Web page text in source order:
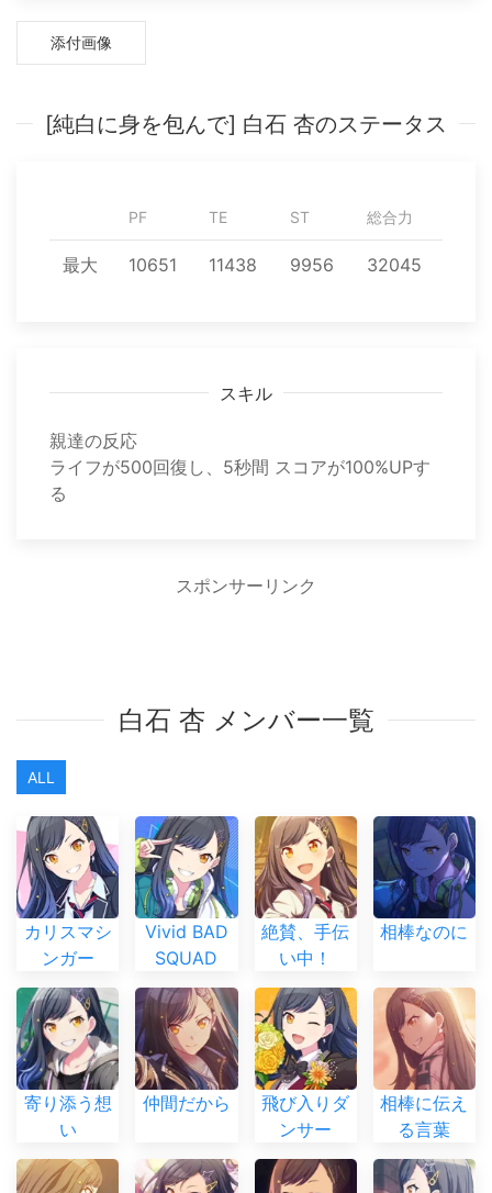
添付画像
[純白に身を包んで] 白石 杏のステータス
PF TE ST 総合力
最大 10651 11438 9956 32045
スキル
親達の反応
ライフが500回復し、5秒間 スコアが100%UPす
る
スポンサーリンク
白石 杏 メンバー一覧
ALL
カリスマシ
ンガー
Vivid BAD
SQUAD
絶賛、手伝
い中！
相棒なのに
寄り添う想
い
仲間だから
飛び入りダ
ンサー
相棒に伝え
る言葉